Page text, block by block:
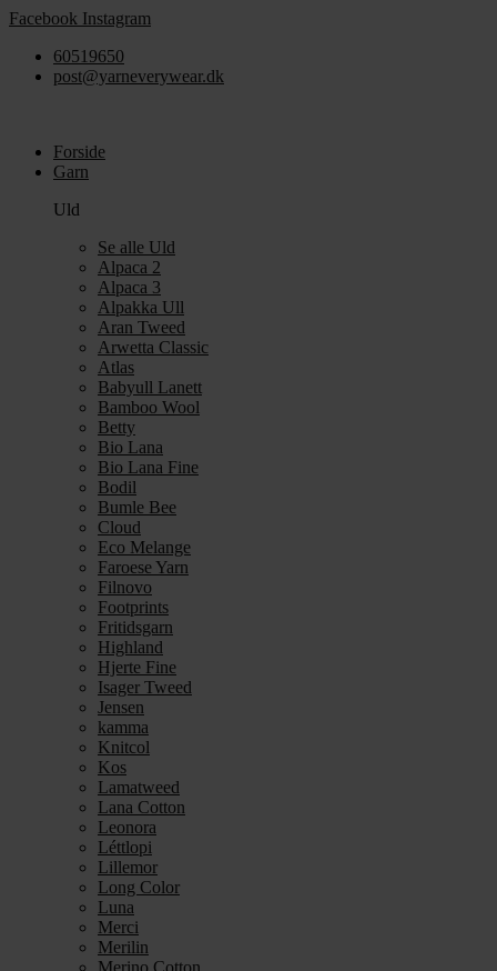
Videre
indhold
Facebook Instagram
60519650
post@yarneverywear.dk
Forside
Garn
Uld
Se alle Uld
Alpaca 2
Alpaca 3
Alpakka Ull
Aran Tweed
Arwetta Classic
Atlas
Babyull Lanett
Bamboo Wool
Betty
Bio Lana
Bio Lana Fine
Bodil
Bumle Bee
Cloud
Eco Melange
Faroese Yarn
Filnovo
Footprints
Fritidsgarn
Highland
Hjerte Fine
Isager Tweed
Jensen
kamma
Knitcol
Kos
Lamatweed
Lana Cotton
Leonora
Léttlopi
Lillemor
Long Color
Luna
Merci
Merilin
Merino Cotton